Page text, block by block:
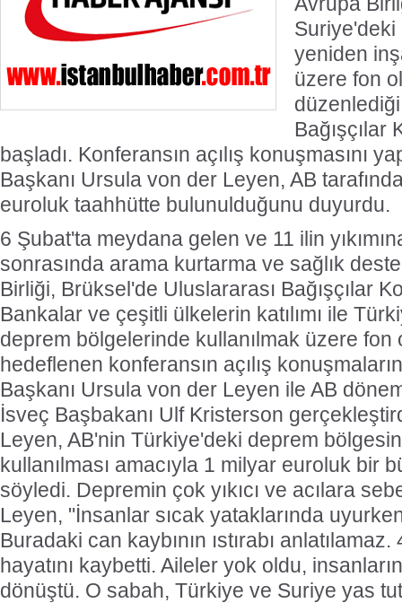
yeniden
üzere fon
Bağışçılar
başladı. Konferansın açılış konuşmasını
Başkanı Ursula von der Leyen, AB
euroluk taahhütte bulunulduğunu duyurdu.
6 Şubat'ta meydana gelen ve 11 ilin
sonrasında arama kurtarma ve sağlık
Birliği, Brüksel'de Uluslararası Bağışçılar
Bankalar ve çeşitli ülkelerin katılımı ile
deprem bölgelerinde kullanılmak üzere fon
hedeflenen konferansın açılış
Başkanı Ursula von der Leyen ile AB
İsveç Başbakanı Ulf Kristerson
Leyen, AB'nin Türkiye'deki deprem
kullanılması amacıyla 1 milyar euroluk bir
söyledi. Depremin çok yıkıcı ve acılara
Leyen, "İnsanlar sıcak yataklarında uyurken
Buradaki can kaybının ıstırabı
hayatını kaybetti. Aileler yok oldu,
dönüştü. O sabah, Türkiye ve Suriye yas